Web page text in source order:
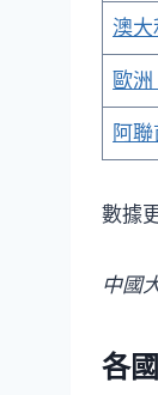
澳大
歐洲
阿聯
數據
中國
各